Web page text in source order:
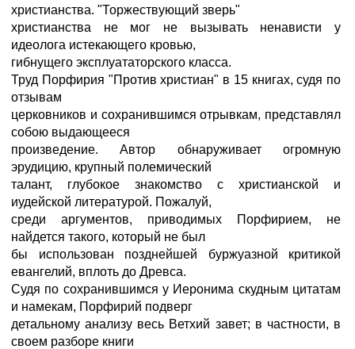
христианства. "Торжествующий зверь"
христианства не мог не вызывать ненависти у
идеолога истекающего кровью,
гибнущего эксплуататорского класса.
Труд Порфирия "Против христиан" в 15 книгах, судя по
отзывам
церковников и сохранившимся отрывкам, представлял
собою выдающееся
произведение. Автор обнаруживает огромную
эрудицию, крупный полемический
талант, глубокое знакомство с христианской и
иудейской литературой. Пожалуй,
среди аргументов, приводимых Порфирием, не
найдется такого, который не был
бы использован позднейшей буржуазной критикой
евангелий, вплоть до Древса.
Судя по сохранившимся у Иеронима скудным цитатам
и намекам, Порфирий подверг
детальному анализу весь Ветхий завет; в частности, в
своем разборе книги